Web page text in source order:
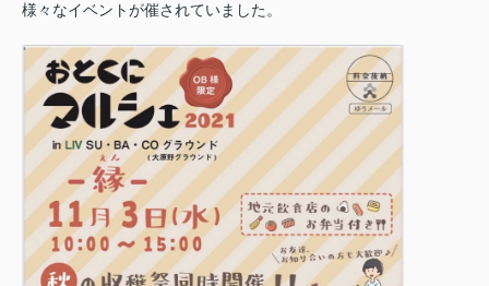
様々なイベントが催されていました。